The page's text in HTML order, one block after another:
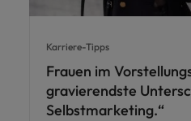
Karriere-Tipps
Frauen im
gravierendste
Selbstmarketing.“